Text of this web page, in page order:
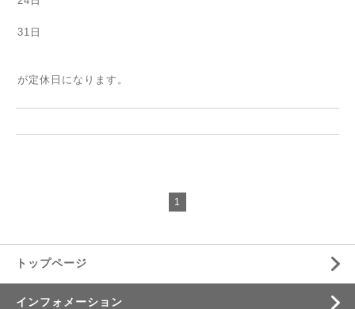
31日
が定休日になります。
1
トップページ
インフォメーション